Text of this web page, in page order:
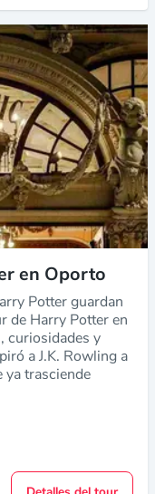
en Oporto
Potter guardan
de Harry Potter en
curiosidades y
a J.K. Rowling a
ya trasciende